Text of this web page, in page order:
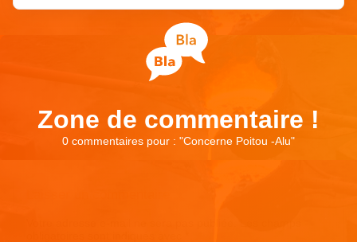
Zone de commentaire !
0 commentaires pour : "Concerne Poitou -Alu"